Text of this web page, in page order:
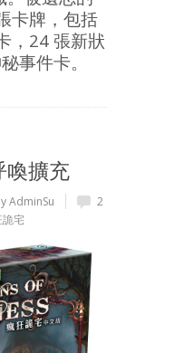
卡牌，包括
，24 張新狀
事件卡。
喚擴充
AdminSu
2
詭宅